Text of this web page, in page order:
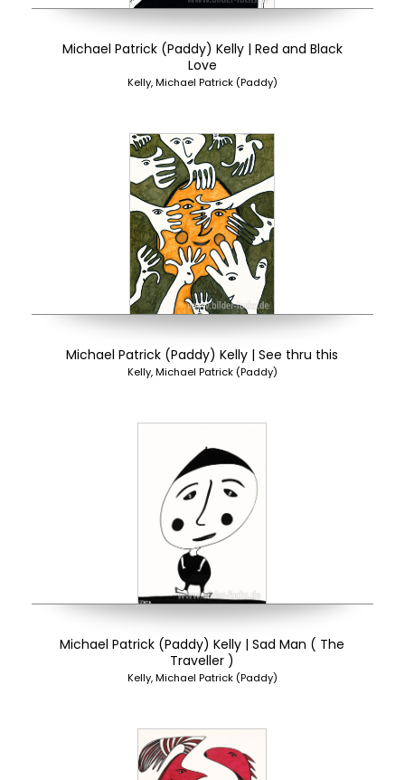
Michael Patrick (Paddy) Kelly | Red and Black
Love
Kelly, Michael Patrick (Paddy)
Michael Patrick (Paddy) Kelly | See thru this
Kelly, Michael Patrick (Paddy)
Michael Patrick (Paddy) Kelly | Sad Man ( The
Traveller )
Kelly, Michael Patrick (Paddy)